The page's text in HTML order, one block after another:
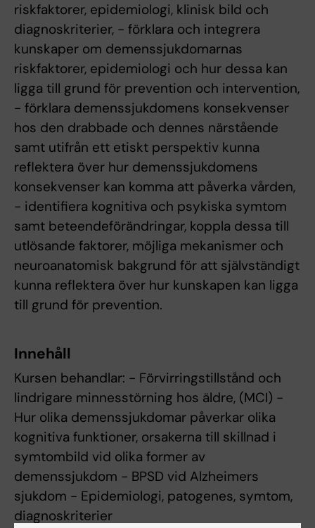
riskfaktorer, epidemiologi, klinisk bild och
diagnoskriterier, - förklara och integrera
kunskaper om demenssjukdomarnas
riskfaktorer, epidemiologi och hur dessa kan
ligga till grund för prevention och intervention,
- förklara demenssjukdomens konsekvenser
hos den drabbade och dennes närstående
samt utifrån ett etiskt perspektiv kunna
reflektera över hur demenssjukdomens
konsekvenser kan komma att påverka vården,
- identifiera kognitiva och psykiska symtom
samt beteendeförändringar, koppla dessa till
utlösande faktorer, möjliga mekanismer och
neuroanatomisk bakgrund för att självständigt
kunna reflektera över hur kunskapen kan ligga
till grund för prevention.
Innehåll
Kursen behandlar: - Förvirringstillstånd och
lindrigare minnesstörning hos äldre, (MCI) -
Hur olika demenssjukdomar påverkar olika
kognitiva funktioner, orsakerna till skillnad i
symtombild vid olika former av
demenssjukdom - BPSD vid Alzheimers
sjukdom - Epidemiologi, patogenes, symtom,
diagnoskriterier